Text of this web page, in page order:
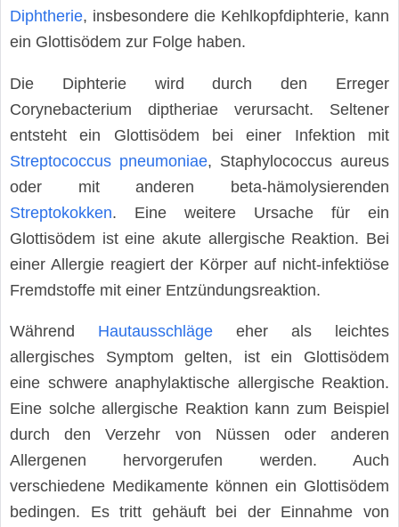
Diphtherie, insbesondere die Kehlkopfdiphterie, kann
ein Glottisödem zur Folge haben.
Die Diphterie wird durch den Erreger
Corynebacterium diptheriae verursacht. Seltener
entsteht ein Glottisödem bei einer Infektion mit
Streptococcus pneumoniae, Staphylococcus aureus
oder mit anderen beta-hämolysierenden
Streptokokken. Eine weitere Ursache für ein
Glottisödem ist eine akute allergische Reaktion. Bei
einer Allergie reagiert der Körper auf nicht-infektiöse
Fremdstoffe mit einer Entzündungsreaktion.
Während Hautausschläge eher als leichtes
allergisches Symptom gelten, ist ein Glottisödem
eine schwere anaphylaktische allergische Reaktion.
Eine solche allergische Reaktion kann zum Beispiel
durch den Verzehr von Nüssen oder anderen
Allergenen hervorgerufen werden. Auch
verschiedene Medikamente können ein Glottisödem
bedingen. Es tritt gehäuft bei der Einnahme von